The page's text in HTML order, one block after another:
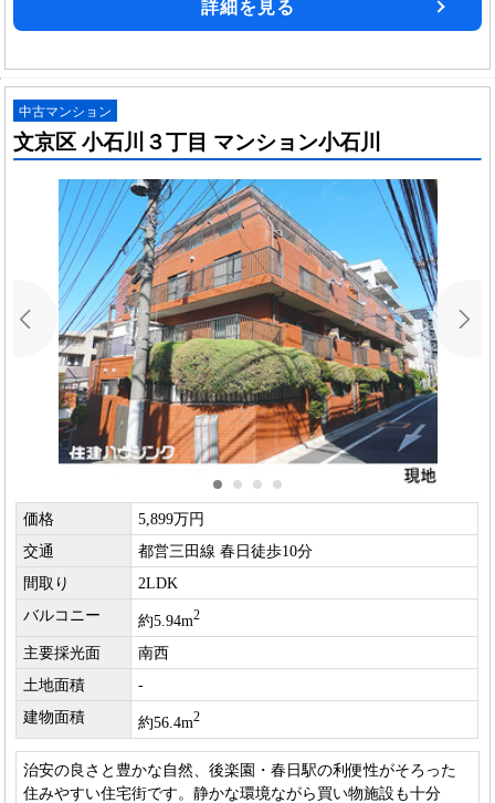
詳細を見る
中古マンション
文京区 小石川３丁目 マンション小石川
価格
5,899万円
交通
都営三田線 春日徒歩10分
間取り
2LDK
バルコニー
約5.94m2
主要採光面
南西
土地面積
-
建物面積
約56.4m2
治安の良さと豊かな自然、後楽園・春日駅の利便性がそろった
住みやすい住宅街です。静かな環境ながら買い物施設も十分